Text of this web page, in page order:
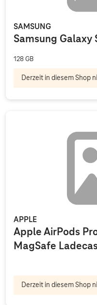
SAMSUNG
Samsung Galaxy
128 GB
Derzeit in diesem Shop
APPLE
Apple AirPods
MagSafe
Derzeit in diesem Shop